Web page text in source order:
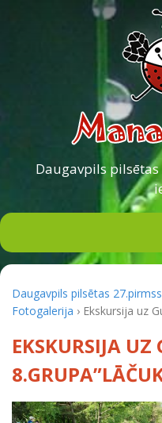
Daugavpils pilsētas
Daugavpils pilsētas
Fotogalerija › Ekskursija uz
EKSKURSIJA UZ